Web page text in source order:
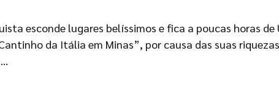
esconde lugares belíssimos e fica a poucas horas
da Itália em Minas”, por causa das suas